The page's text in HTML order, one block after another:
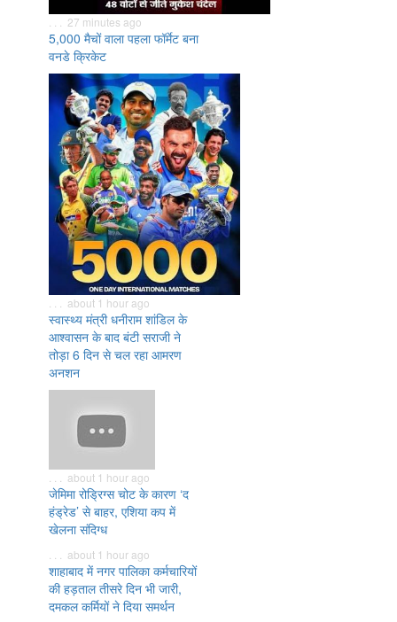
. . . 27 minutes ago
5,000 मैचों वाला पहला फॉर्मेट बना
वनडे क्रिकेट
. . . about 1 hour ago
स्वास्थ्य मंत्री धनीराम शांडिल के
आश्वासन के बाद बंटी सराजी ने
तोड़ा 6 दिन से चल रहा आमरण
अनशन
. . . about 1 hour ago
जेमिमा रोड्रिग्स चोट के कारण ‘द
हंड्रेड’ से बाहर, एशिया कप में
खेलना संदिग्ध
. . . about 1 hour ago
शाहाबाद में नगर पालिका कर्मचारियों
की हड़ताल तीसरे दिन भी जारी,
दमकल कर्मियों ने दिया समर्थन